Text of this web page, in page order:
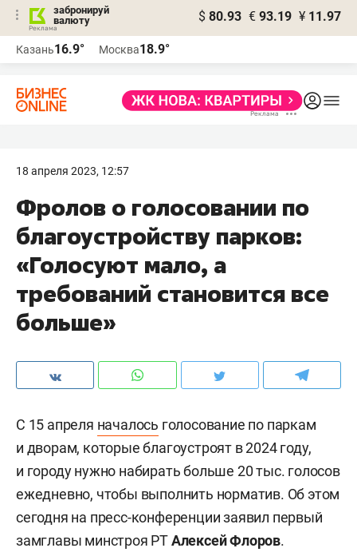
забронируй
валюту
$ 80.93 € 93.19 ¥ 11.97
Казань16.9° Москва18.9°
18 апреля 2023, 12:57
Фролов о голосовании по
благоустройству парков:
«Голосуют мало, а
требований становится все
больше»
С 15 апреля началось голосование по паркам
и дворам, которые благоустроят в 2024 году,
и городу нужно набирать больше 20 тыс. голосов
ежедневно, чтобы выполнить норматив. Об этом
сегодня на пресс-конференции заявил первый
замглавы минстроя РТАлексей Флоров.